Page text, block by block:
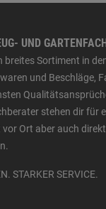
UND
breites Sortiment in
und Beschläge,
stehen dir
Ort aber auch
STARKER SERVICE.